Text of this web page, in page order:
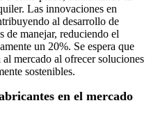
Las innovaciones en
al desarrollo de
de manejar, reduciendo el
un 20%. Se espera que
mercado al ofrecer soluciones
sostenibles.
en el mercado